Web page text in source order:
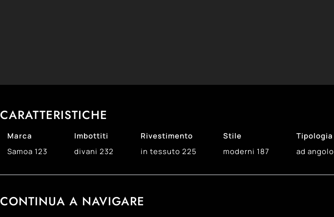
CARATTERISTICHE
Marca
Samoa 123
Imbottiti
divani 232
Rivestimento
in tessuto 225
Stile
moderni 187
Tipologia
ad angolo
CONTINUA A NAVIGARE